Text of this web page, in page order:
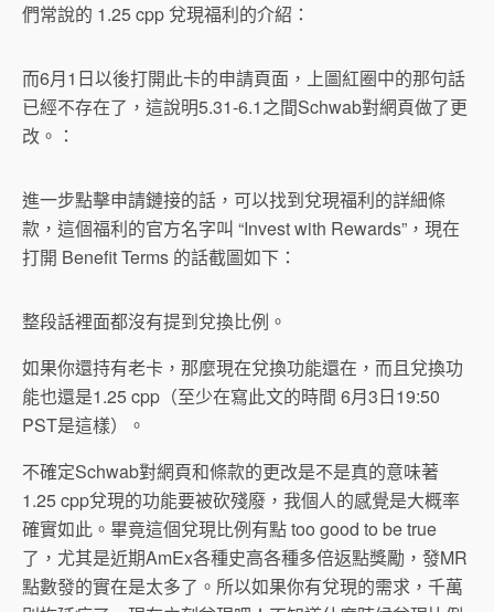
們常說的 1.25 cpp 兌現福利的介紹：
而6月1日以後打開此卡的申請頁面，上圖紅圈中的那句話
已經不存在了，這說明5.31-6.1之間Schwab對網頁做了更
改。：
進一步點擊申請鏈接的話，可以找到兌現福利的詳細條
款，這個福利的官方名字叫 “Invest with Rewards”，現在
打開 Benefit Terms 的話截圖如下：
整段話裡面都沒有提到兌換比例。
如果你還持有老卡，那麼現在兌換功能還在，而且兌換功
能也還是1.25 cpp（至少在寫此文的時間 6月3日19:50
PST是這樣）。
不確定Schwab對網頁和條款的更改是不是真的意味著
1.25 cpp兌現的功能要被砍殘廢，我個人的感覺是大概率
確實如此。畢竟這個兌現比例有點 too good to be true
了，尤其是近期AmEx各種史高各種多倍返點獎勵，發MR
點數發的實在是太多了。所以如果你有兌現的需求，千萬